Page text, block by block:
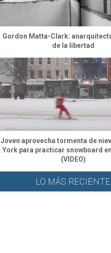
Gordon Matta-Clark:
de la libertad
Joven aprovecha tormenta de
York para practicar snowboard
(VIDEO)
LO MÁS RECIENTE